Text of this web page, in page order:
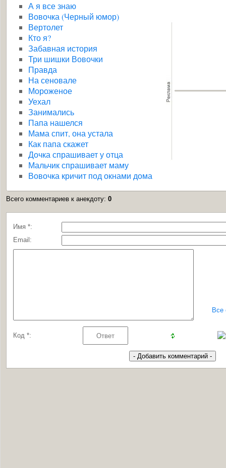
А я все знаю
Вовочка (Черный юмор)
Вертолет
Кто я?
Забавная история
Три шишки Вовочки
Правда
На сеновале
Мороженое
Уехал
Занимались
Папа нашелся
Мама спит, она устала
Как папа скажет
Дочка спрашивает у отца
Мальчик спрашивает маму
Вовочка кричит под окнами дома
Всего комментариев к анекдоту: 0
Имя *:
Email:
Все
Код *: